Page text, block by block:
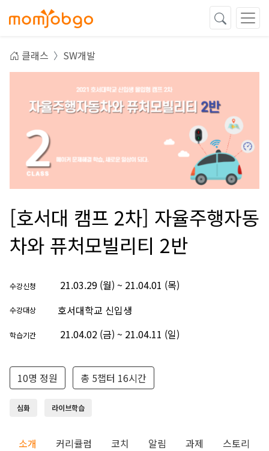
클래스 SW개발
[호서대 캠프 2차] 자율주행자동
차와 퓨처모빌리티 2반
수강신청 21.03.29 (월) ~ 21.04.01 (목)
수강대상 호서대학교 신입생
학습기간 21.04.02 (금) ~ 21.04.11 (일)
10명 정원 총 5챕터 16시간
심화 라이브학습
소개 커리큘럼 코치 알림 과제 스토리